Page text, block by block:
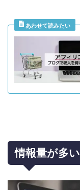
情報量が多い